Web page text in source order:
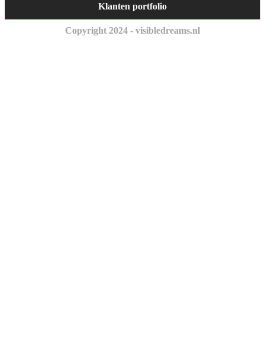
Klanten portfolio
Copyright 2024 - visibledreams.nl